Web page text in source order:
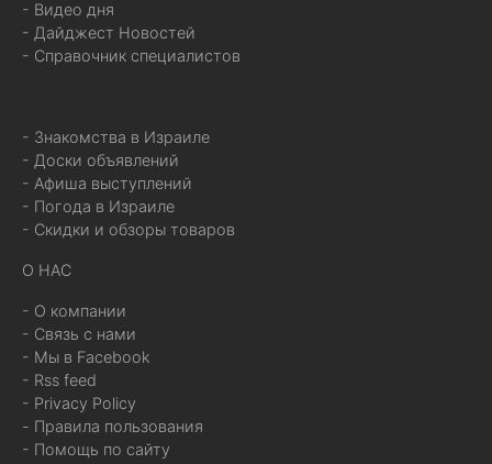
- Видео дня
- Дайджест Новостей
- Справочник специалистов
- Знакомства в Израиле
- Доски объявлений
- Афиша выступлений
- Погода в Израиле
- Скидки и обзоры товаров
О НАС
- О компании
- Связь с нами
- Мы в Facebook
- Rss feed
- Privacy Policy
- Правила пользования
- Помощь по сайту